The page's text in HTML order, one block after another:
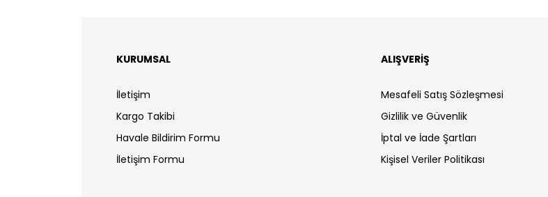
KURUMSAL
İletişim
Kargo Takibi
Havale Bildirim Formu
İletişim Formu
ALIŞVERİŞ
Mesafeli Satış Sözleşmesi
Gizlilik ve Güvenlik
İptal ve İade Şartları
Kişisel Veriler Politikası